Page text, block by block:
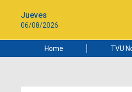
Jueves
06/08/2026
Home TVU
Ciudad